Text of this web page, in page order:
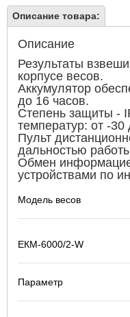
Описание товара:
Описание
Результаты
корпусе весов.
Аккумулятор
до 16 часов.
Степень защиты -
температур: от -30
Пульт
дальностью
Обмен
устройствами по
Модель весов
ЕКМ-6000/2-W
Параметр